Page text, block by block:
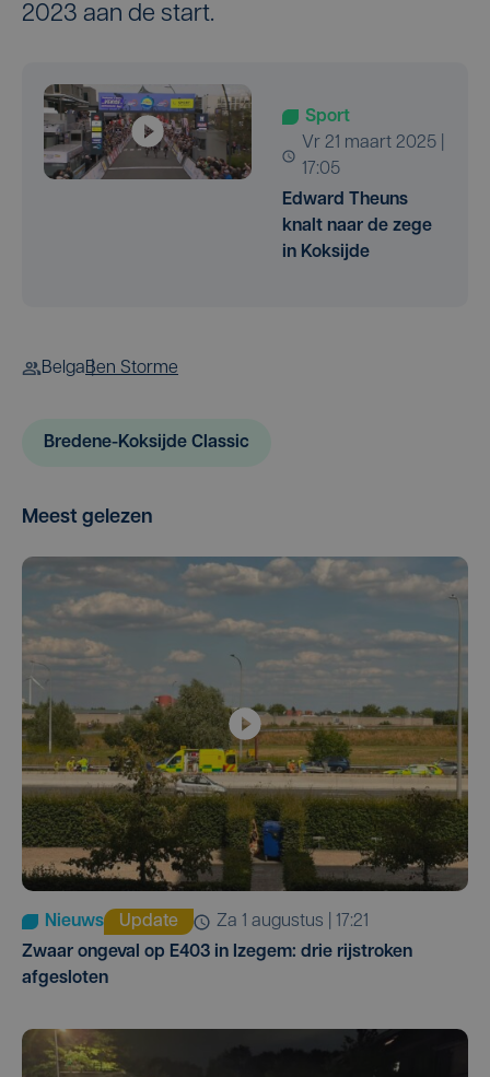
2023 aan de start.
Sport
vr 21 maart 2025 |
17:05
Edward Theuns
knalt naar de zege
in Koksijde
BelgaBen Storme
Bredene-Koksijde Classic
Meest gelezen
Nieuws Update
za 1 augustus | 17:21
Zwaar ongeval op E403 in Izegem: drie rijstroken
afgesloten